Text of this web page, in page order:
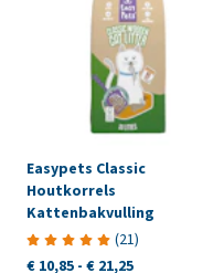
Easypets Classic
Houtkorrels
Kattenbakvulling
(21)
€ 10,85 - € 21,25